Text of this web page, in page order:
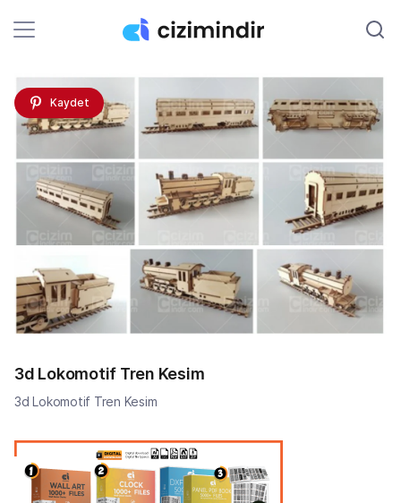
Kaydet
3d Lokomotif Tren Kesim
3d Lokomotif Tren Kesim